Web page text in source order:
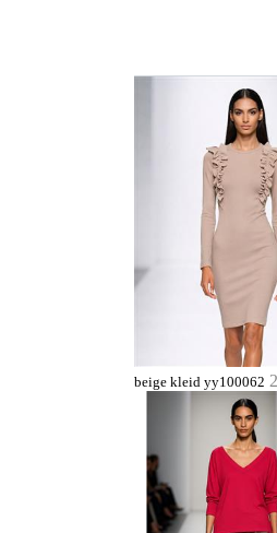
beige kleid yy100062